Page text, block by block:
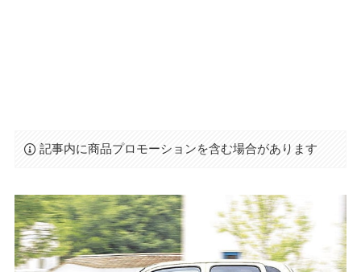
記事内に商品プロモーションを含む場合があります